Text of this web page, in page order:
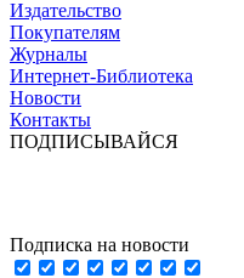
Издательство
Покупателям
Журналы
Интернет-Библиотека
Новости
Контакты
ПОДПИСЫВАЙСЯ
Подписка на новости